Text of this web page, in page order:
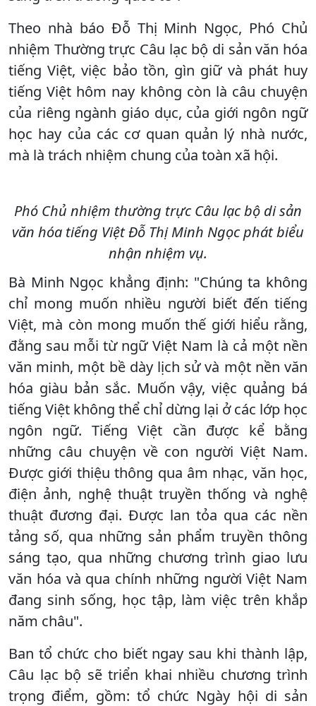
Theo nhà báo Đỗ Thị Minh Ngọc, Phó Chủ
nhiệm Thường trực Câu lạc bộ di sản văn hóa
tiếng Việt, việc bảo tồn, gìn giữ và phát huy
tiếng Việt hôm nay không còn là câu chuyện
của riêng ngành giáo dục, của giới ngôn ngữ
học hay của các cơ quan quản lý nhà nước,
mà là trách nhiệm chung của toàn xã hội.
Phó Chủ nhiệm thường trực Câu lạc bộ di sản
văn hóa tiếng Việt Đỗ Thị Minh Ngọc phát biểu
nhận nhiệm vụ.
Bà Minh Ngọc khẳng định: "Chúng ta không
chỉ mong muốn nhiều người biết đến tiếng
Việt, mà còn mong muốn thế giới hiểu rằng,
đằng sau mỗi từ ngữ Việt Nam là cả một nền
văn minh, một bề dày lịch sử và một nền văn
hóa giàu bản sắc. Muốn vậy, việc quảng bá
tiếng Việt không thể chỉ dừng lại ở các lớp học
ngôn ngữ. Tiếng Việt cần được kể bằng
những câu chuyện về con người Việt Nam.
Được giới thiệu thông qua âm nhạc, văn học,
điện ảnh, nghệ thuật truyền thống và nghệ
thuật đương đại. Được lan tỏa qua các nền
tảng số, qua những sản phẩm truyền thông
sáng tạo, qua những chương trình giao lưu
văn hóa và qua chính những người Việt Nam
đang sinh sống, học tập, làm việc trên khắp
năm châu".
Ban tổ chức cho biết ngay sau khi thành lập,
Câu lạc bộ sẽ triển khai nhiều chương trình
trọng điểm, gồm: tổ chức Ngày hội di sản